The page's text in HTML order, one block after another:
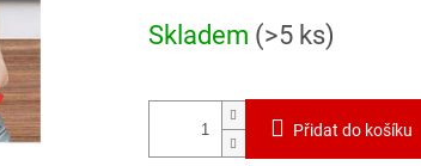
cena:
Skladem (>5 ks)
Přidat do košíku